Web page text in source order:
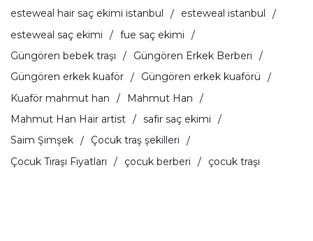
esteweal hair saç ekimi istanbul
esteweal istanbul
esteweal saç ekimi
fue saç ekimi
Güngören bebek traşı
Güngören Erkek Berberi
Güngören erkek kuaför
Güngören erkek kuaförü
Kuaför mahmut han
Mahmut Han
Mahmut Han Hair artist
safir saç ekimi
Saim Şimşek
Çocuk traş şekilleri
Çocuk Tıraşı Fiyatları
çocuk berberi çocuk traşı